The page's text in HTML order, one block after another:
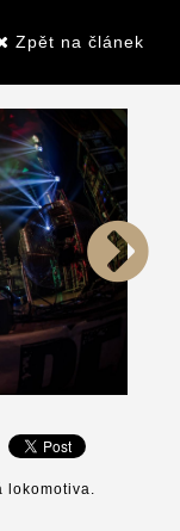
Zpět na článek
lokomotiva.